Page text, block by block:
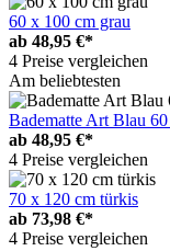
60 x 100 cm grau
ab 48,95 €*
4 Preise vergleichen
Am beliebtesten
Badematte Art Blau
ab 48,95 €*
4 Preise vergleichen
70 x 120 cm türkis
ab 73,98 €*
4 Preise vergleichen